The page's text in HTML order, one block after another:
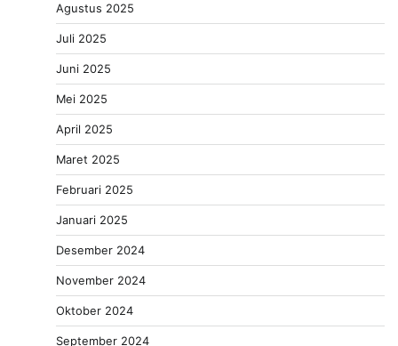
Agustus 2025
Juli 2025
Juni 2025
Mei 2025
April 2025
Maret 2025
Februari 2025
Januari 2025
Desember 2024
November 2024
Oktober 2024
September 2024